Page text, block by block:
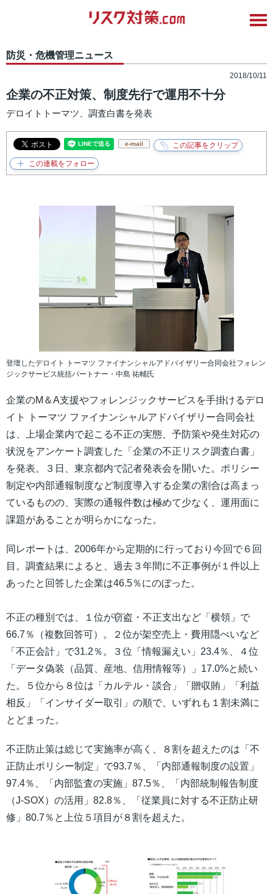
防災・危機管理ニュース
2018/10/11
企業の不正対策、制度先行で運用不十分
デロイトトーマツ、調査白書を発表
e-mail
登壇したデロイト トーマツ ファイナンシャルアドバイザリー合同会社フォレン
ジックサービス統括パートナー・中島 祐輔氏
企業のM＆A支援やフォレンジックサービスを手掛けるデロ
イト トーマツ ファイナンシャルアドバイザリー合同会社
は、上場企業内で起こる不正の実態、予防策や発生対応の
状況をアンケート調査した「企業の不正リスク調査白書」
を発表。３日、東京都内で記者発表会を開いた。ポリシー
制定や内部通報制度など制度導入する企業の割合は高まっ
ているものの、実際の通報件数は極めて少なく、運用面に
課題があることが明らかになった。
同レポートは、2006年から定期的に行っており今回で６回
目。調査結果によると、過去３年間に不正事例が１件以上
あったと回答した企業は46.5％にのぼった。
不正の種別では、１位が窃盗・不正支出など「横領」で
66.7％（複数回答可）。２位が架空売上・費用隠ぺいなど
「不正会計」で31.2％。３位「情報漏えい」23.4％、４位
「データ偽装（品質、産地、信用情報等）」17.0%と続い
た。５位から８位は「カルテル・談合」「贈収賄」「利益
相反」「インサイダー取引」の順で、いずれも１割未満に
とどまった。
不正防止策は総じて実施率が高く、８割を超えたのは「不
正防止ポリシー制定」で93.7％、「内部通報制度の設置」
97.4％、「内部監査の実施」87.5％、「内部統制報告制度
（J-SOX）の活用」82.8％、「従業員に対する不正防止研
修」80.7％と上位５項目が８割を超えた。